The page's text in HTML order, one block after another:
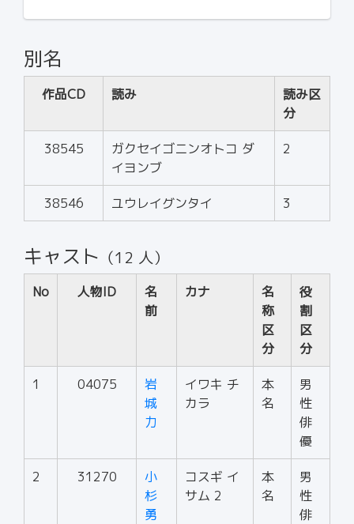
別名
作品CD 読み
読み区
分
38545
ガクセイゴニンオトコ ダ
イヨンブ
2
38546 ユウレイグンタイ 3
キャスト （12 人）
No 人物ID
名
前
カナ
名
称
区
分
役
割
区
分
1 04075
岩
城
力
イワキ チ
カラ
本
名
男
性
俳
優
2 31270
小
杉
勇
コスギ イ
サム 2
本
名
男
性
俳